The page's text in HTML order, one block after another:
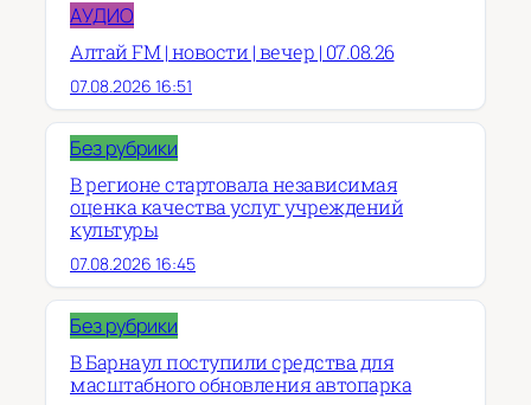
АУДИО
Алтай FM | новости | вечер | 07.08.26
07.08.2026 16:51
Без рубрики
В регионе стартовала независимая
оценка качества услуг учреждений
культуры
07.08.2026 16:45
Без рубрики
В Барнаул поступили средства для
масштабного обновления автопарка